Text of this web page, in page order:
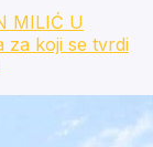
MILIĆ U
za koji se tvrdi